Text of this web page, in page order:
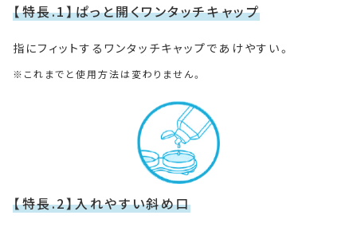
【特長.1】ぱっと開くワンタッチキャップ
指にフィットするワンタッチキャップであけやすい。
これまでと使用方法は変わりません。
【特長.2】入れやすい斜め口